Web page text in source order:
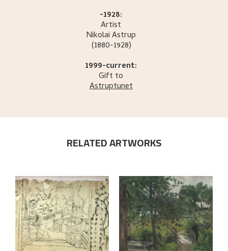
-1928:
Artist
NikolaiAstrup
(1880-1928)
1999-current:
Gift to
Astruptunet
RELATED ARTWORKS